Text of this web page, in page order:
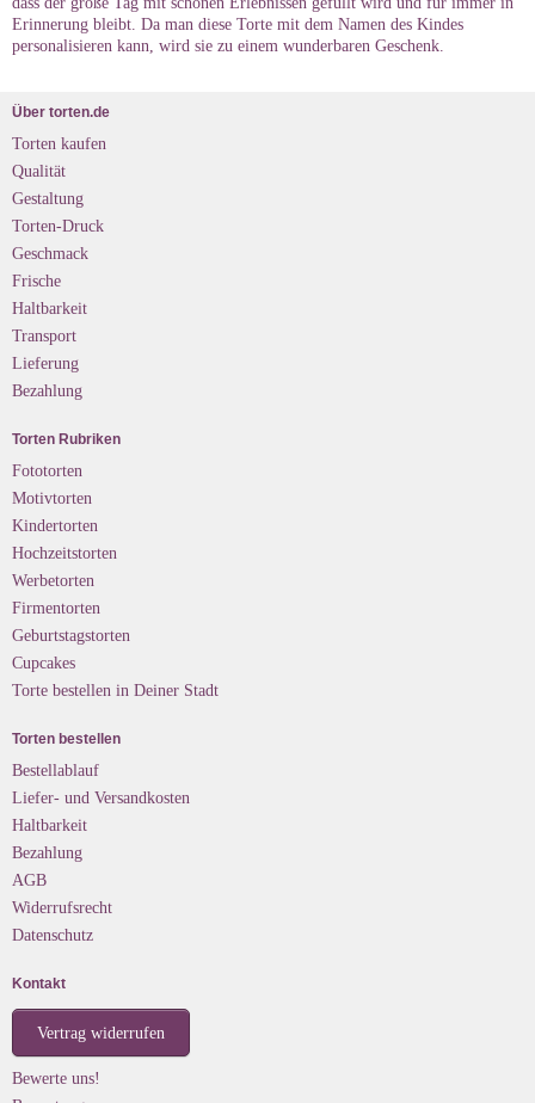
Erinnerung bleibt. Da man diese Torte mit dem Namen des Kindes
personalisieren kann, wird sie zu einem wunderbaren Geschenk.
Über torten.de
Torten kaufen
Qualität
Gestaltung
Torten-Druck
Geschmack
Frische
Haltbarkeit
Transport
Lieferung
Bezahlung
Torten Rubriken
Fototorten
Motivtorten
Kindertorten
Hochzeitstorten
Werbetorten
Firmentorten
Geburtstagstorten
Cupcakes
Torte bestellen in Deiner Stadt
Torten bestellen
Bestellablauf
Liefer- und Versandkosten
Haltbarkeit
Bezahlung
AGB
Widerrufsrecht
Datenschutz
Kontakt
Vertrag widerrufen
Bewerte uns!